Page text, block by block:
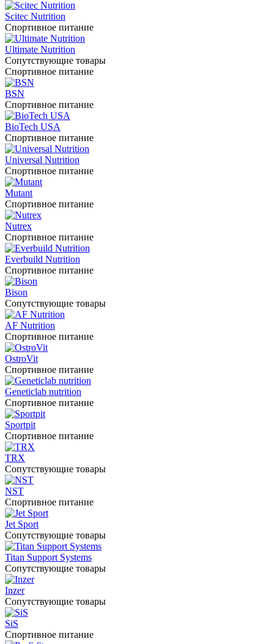
Scitec Nutrition
Спортивное питание
Ultimate Nutrition
Сопутствующие товары
Спортивное питание
BSN
Спортивное питание
BioTech USA
Спортивное питание
Universal Nutrition
Спортивное питание
Mutant
Спортивное питание
Nutrex
Спортивное питание
Everbuild Nutrition
Спортивное питание
Bison
Сопутствующие товары
AF Nutrition
Спортивное питание
OstroVit
Спортивное питание
Geneticlab nutrition
Спортивное питание
Sportpit
Спортивное питание
TRX
Сопутствующие товары
NST
Спортивное питание
Jet Sport
Сопутствующие товары
Titan Support Systems
Сопутствующие товары
Inzer
Сопутствующие товары
SiS
Спортивное питание